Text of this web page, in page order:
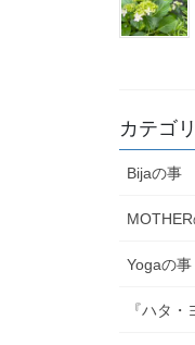
カテゴ
Bijaの事
Yogaの事
『ハタ